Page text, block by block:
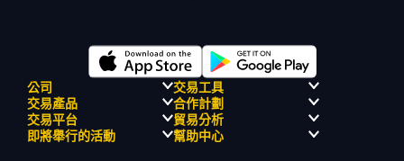
公司
監理合規性
關於
飄移隊
交易工具
經濟日曆
交易產品
外匯
貴金屬
合作計劃
介紹經紀人計劃
交易平台 貿易分析
即將舉行的活動 幫助中心